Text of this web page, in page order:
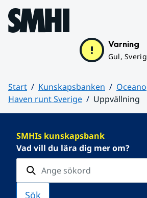
Hoppa till sidans innehåll
Varning
Gul,
Start Kunskapsbanken
Haven runt Sverige
Uppvällning
SMHIs kunskapsbank
Vad vill du lära dig mer om?